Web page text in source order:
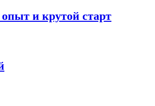
и крутой старт